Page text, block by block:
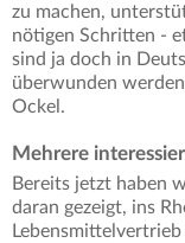
zu machen,
nötigen Schritten -
sind ja doch in
überwunden
Ockel.
Mehrere
Bereits jetzt haben
daran gezeigt, ins